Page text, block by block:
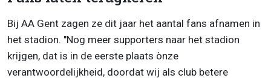
Bij AA Gent zagen ze dit jaar het aantal fans afnamen in
het stadion. "Nog meer supporters naar het stadion
krijgen, dat is in de eerste plaats ònze
verantwoordelijkheid, doordat wij als club betere